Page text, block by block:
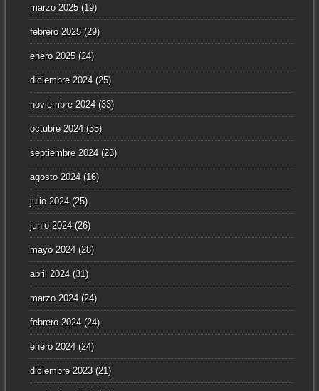
marzo 2025(19)
febrero 2025(29)
enero 2025(24)
diciembre 2024(25)
noviembre 2024(33)
octubre 2024(35)
septiembre 2024(23)
agosto 2024(16)
julio 2024(25)
junio 2024(26)
mayo 2024(28)
abril 2024(31)
marzo 2024(24)
febrero 2024(24)
enero 2024(24)
diciembre 2023(21)